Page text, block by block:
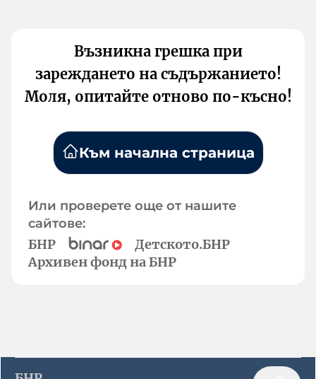
Възникна грешка при
зареждането на съдържанието!
Моля, опитайте отново по-късно!
Към начална страница
Или проверете още от нашите
сайтове:
БНР
Детското.БНР
Архивен фонд на БНР